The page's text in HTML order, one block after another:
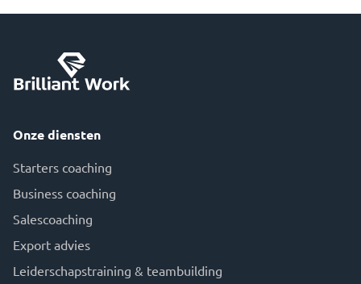
Onze diensten
Starters coaching
Business coaching
Salescoaching
Export advies
Leiderschapstraining & teambuilding